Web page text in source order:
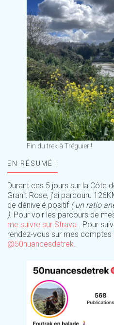
Fin du trek à Tréguier !
EN RÉSUMÉ !
Durant ces 5 jours sur la Côte
Granit Rose, j’ai parcouru
de dénivelé positif ( un ratio
). Pour voir les parcours de
me suivre sur Strava . Pour
rendez-vous sur mes comptes
@50nuancesdetrek.